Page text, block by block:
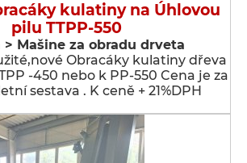
kulatiny na Úhlovou
pilu TTPP-550
> Мašine za obradu drveta
Obracáky kulatiny dřeva
-450 nebo k PP-550 Cena je za
sestava . K ceně + 21%DPH